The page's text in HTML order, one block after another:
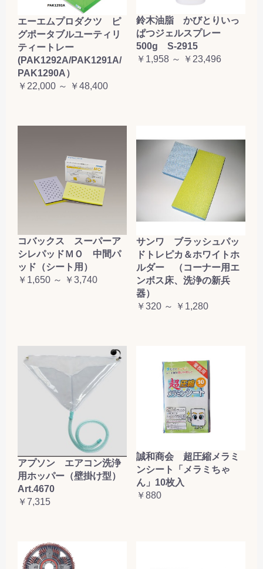
エーエムプロダクツ ピ
グポータブルユーティリ
ティートレー
(PAK1292A/PAK1291A/
PAK1290A）
￥22,000 ～ ￥48,400
鈴木油脂 かびとりいっ
ぱつジェルスプレー
500g S-2915
￥1,958 ～ ￥23,496
コバックス スーパーア
シレパッドＭＯ 中間パ
ッド（シート用）
￥1,650 ～ ￥3,740
サンワ ブラッシュパッ
ドトレピカ＆ホワイトホ
ルダー （コーナー用エ
ンボス床、洗浄の新兵
器）
￥320 ～ ￥1,280
アプソン エアコン洗浄
用ホッパー（壁掛け型）
Art.4670
￥7,315
誠和商会 超圧縮メラミ
ンシート「メラミちゃ
ん」10枚入
￥880